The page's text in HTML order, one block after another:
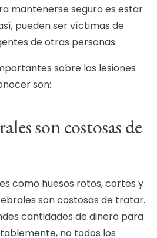
mantenerse seguro es estar
pueden ser víctimas de
de otras personas.
sobre las lesiones
son:
son costosas de
como huesos rotos, cortes y
son costosas de tratar.
cantidades de dinero para
no todos los